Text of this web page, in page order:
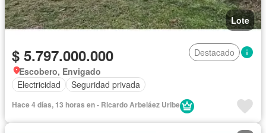
Lote
$ 5.797.000.000
Destacado
Escobero, Envigado
Electricidad
Seguridad privada
Hace 4 días, 13 horas en - Ricardo Arbeláez Uribe